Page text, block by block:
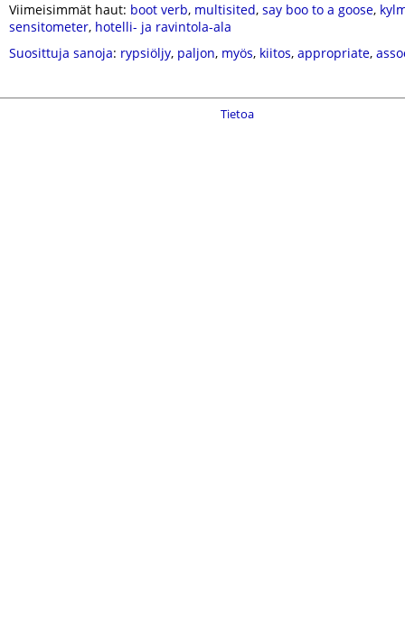
Viimeisimmät haut: boot verb, multisited, say boo to a goose,
sensitometer, hotelli- ja ravintola-ala
Suosittuja sanoja: rypsiöljy, paljon, myös, kiitos, appropriate,
Tietoa